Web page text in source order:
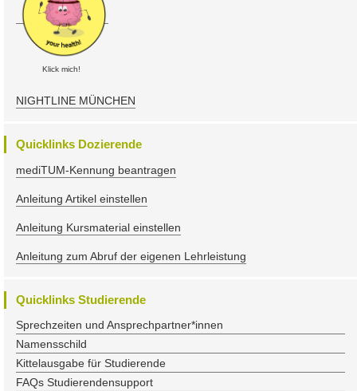
Klick mich!
NIGHTLINE MÜNCHEN
Quicklinks Dozierende
mediTUM-Kennung beantragen
Anleitung Artikel einstellen
Anleitung Kursmaterial einstellen
Anleitung zum Abruf der eigenen Lehrleistung
Quicklinks Studierende
Sprechzeiten und Ansprechpartner*innen
Namensschild
Kittelausgabe für Studierende
FAQs Studierendensupport